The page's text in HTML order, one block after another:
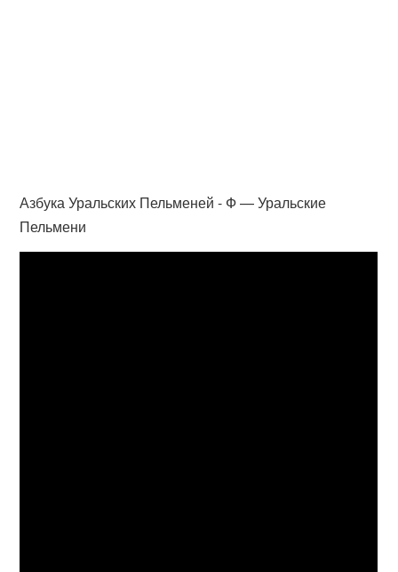
Азбука Уральских Пельменей - Ф — Уральские
Пельмени